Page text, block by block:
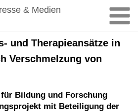
& Medien
und Therapieansätze in
Verschmelzung von
Bildung und Forschung
mit Beteiligung der